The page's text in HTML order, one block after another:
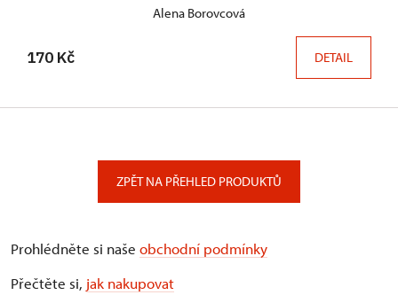
Alena Borovcová
170 Kč DETAIL
ZPĚT NA PŘEHLED PRODUKTŮ
Prohlédněte si naše obchodní podmínky
Přečtěte si, jak nakupovat